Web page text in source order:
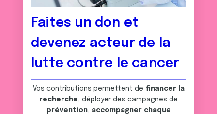
Faites un don et
devenez acteur de la
lutte contre le cancer
Vos contributions permettent de financer la
recherche, déployer des campagnes de
prévention, accompagner chaque